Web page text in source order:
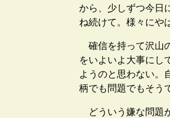
から、少しずつ今日
ね続けて。様々にや
確信を持って沢山
をいよいよ大事にし
ようのと思わない。
柄でも問題でもそう
どういう嫌な問題